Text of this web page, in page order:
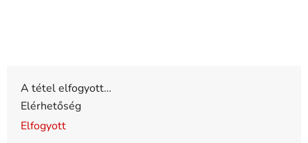
A tétel elfogyott…
Elérhetőség
Elfogyott